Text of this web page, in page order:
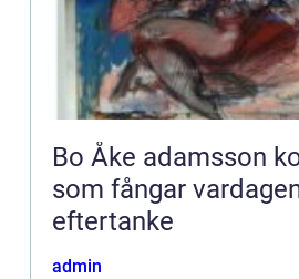
Bo Åke adamsson konstnären
som fångar
eftertanke
admin